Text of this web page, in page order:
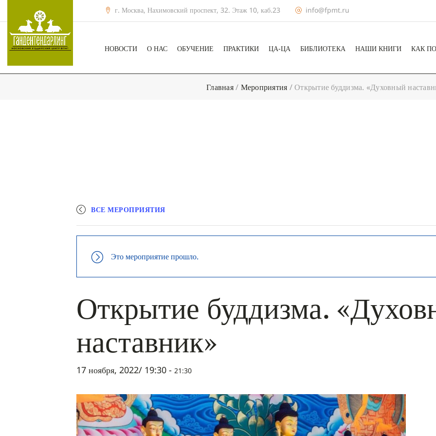
г. Москва, Нахимовский проспект, 32. Этаж 10, каб.23 info@fpmt.ru
НОВОСТИ О НАС ОБУЧЕНИЕ ПРАКТИКИ ЦА-ЦА БИБЛИОТЕКА НАШИ КНИГИ КАК
Главная/ Мероприятия /Открытие буддизма. «Духовный
ВСЕ МЕРОПРИЯТИЯ
Это мероприятие прошло.
Открытие буддизма.
наставник»
17 ноября, 2022/ 19:30 - 21:30